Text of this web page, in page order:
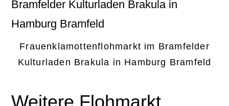
Frauenklamottenflohmarkt im Bramfelder
Kulturladen Brakula in Hamburg Bramfeld
Weitere Flohmarkt